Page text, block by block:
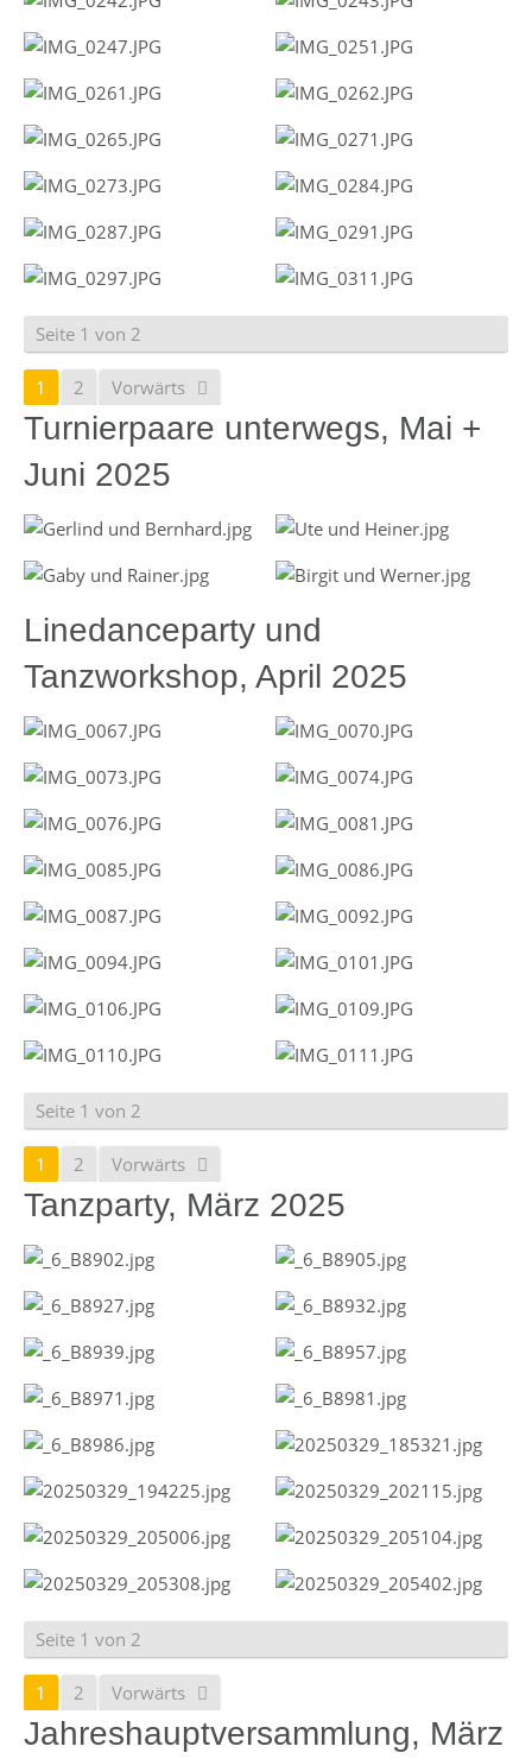
Seite 1 von 2
1 2 Vorwärts
Turnierpaare unterwegs, Mai +
Juni 2025
Linedanceparty und
Tanzworkshop, April 2025
Seite 1 von 2
1 2 Vorwärts
Tanzparty, März 2025
Seite 1 von 2
1 2 Vorwärts
Jahreshauptversammlung, März